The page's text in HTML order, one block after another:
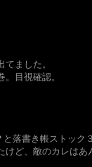
ました。
。目視確認。
落書き帳ストック
ど、敵のカレはあ